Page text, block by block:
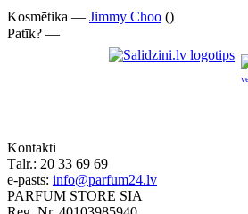
Kosmētika — Jimmy Choo ()
Patīk? —
Kontakti
Tālr.: 20 33 69 69
e-pasts: info@parfum24.lv
PARFUM STORE SIA